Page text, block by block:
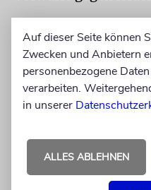
Zugang durch die
»Lebensmelodien«
Michael Raddatz.
jüngere
Gedenkens
Die Zeremonie mit
Auf dieser Seite können
Zwecken und Anbietern
personenbezogene
verarbeiten.
in unserer
ALLES ABLEHNEN